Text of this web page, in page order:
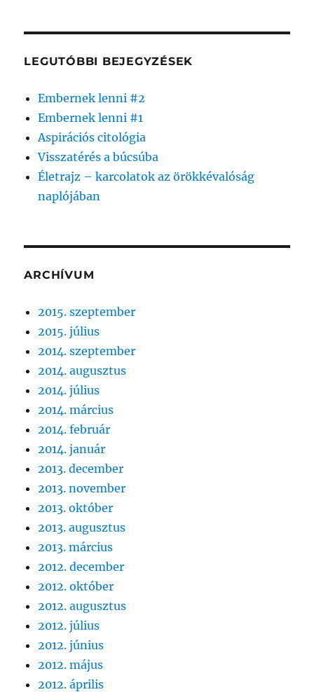
LEGUTÓBBI BEJEGYZÉSEK
Embernek lenni #2
Embernek lenni #1
Aspirációs citológia
Visszatérés a búcsúba
Életrajz – karcolatok az örökkévalóság
naplójában
ARCHÍVUM
2015. szeptember
2015. július
2014. szeptember
2014. augusztus
2014. július
2014. március
2014. február
2014. január
2013. december
2013. november
2013. október
2013. augusztus
2013. március
2012. december
2012. október
2012. augusztus
2012. július
2012. június
2012. május
2012. április